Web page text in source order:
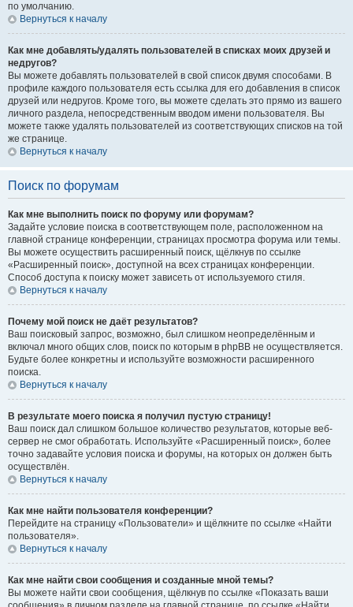
по умолчанию.
Вернуться к началу
Как мне добавлять/удалять пользователей в списках моих друзей и
недругов?
Вы можете добавлять пользователей в свой список двумя способами. В
профиле каждого пользователя есть ссылка для его добавления в список
друзей или недругов. Кроме того, вы можете сделать это прямо из вашего
личного раздела, непосредственным вводом имени пользователя. Вы
можете также удалять пользователей из соответствующих списков на той
же странице.
Вернуться к началу
Поиск по форумам
Как мне выполнить поиск по форуму или форумам?
Задайте условие поиска в соответствующем поле, расположенном на
главной странице конференции, страницах просмотра форума или темы.
Вы можете осуществить расширенный поиск, щёлкнув по ссылке
«Расширенный поиск», доступной на всех страницах конференции.
Способ доступа к поиску может зависеть от используемого стиля.
Вернуться к началу
Почему мой поиск не даёт результатов?
Ваш поисковый запрос, возможно, был слишком неопределённым и
включал много общих слов, поиск по которым в phpBB не осуществляется.
Будьте более конкретны и используйте возможности расширенного
поиска.
Вернуться к началу
В результате моего поиска я получил пустую страницу!
Ваш поиск дал слишком большое количество результатов, которые веб-
сервер не смог обработать. Используйте «Расширенный поиск», более
точно задавайте условия поиска и форумы, на которых он должен быть
осуществлён.
Вернуться к началу
Как мне найти пользователя конференции?
Перейдите на страницу «Пользователи» и щёлкните по ссылке «Найти
пользователя».
Вернуться к началу
Как мне найти свои сообщения и созданные мной темы?
Вы можете найти свои сообщения, щёлкнув по ссылке «Показать ваши